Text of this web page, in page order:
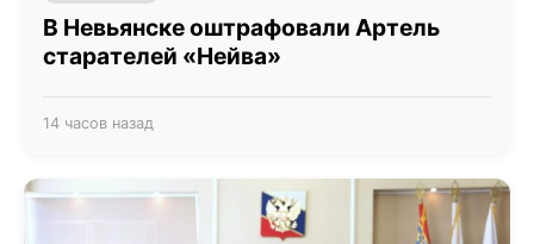
В Невьянске оштрафовали Артель
старателей «Нейва»
14 часов назад